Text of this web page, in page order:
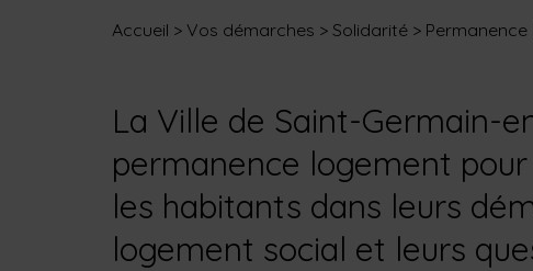
Accueil > Vos démarches > Solidarité >
La Ville de Saint-Germain-
permanence logement
les habitants dans leurs
logement social et leurs